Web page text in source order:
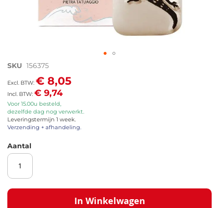
Ga
het
begin
van
de
afbeeldingen-
SKU 156375
€ 9,74
€ 8,05
Voor 15.00u besteld,
dezelfde dag nog verwerkt.
Leveringstermijn 1 week.
Verzending + afhandeling.
Aantal
In Winkelwagen